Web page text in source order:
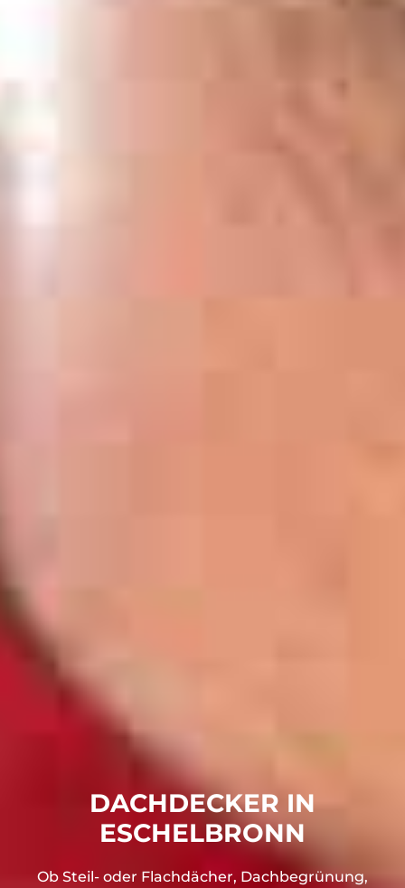
DACHDECKER IN
ESCHELBRONN
Ob Steil- oder Flachdächer, Dachbegrünung,